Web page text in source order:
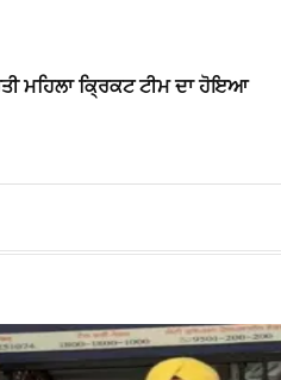
ਮਹਿਲਾ ਕ੍ਰਿਕਟ ਟੀਮ ਦਾ ਹੋਇਆ